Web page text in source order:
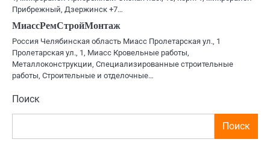
Прибрежный, Дзержинск +7…
МиассРемСтройМонтаж
Россия Челябинская область Миасс Пролетарская ул., 1
Пролетарская ул., 1, Миасс Кровельные работы,
Металлоконструкции, Специализированные строительные
работы, Строительные и отделочные…
Поиск
Поиск